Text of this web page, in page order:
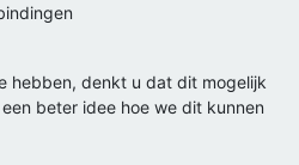
hebben, denkt u dat dit mogelijk
beter idee hoe we dit kunnen